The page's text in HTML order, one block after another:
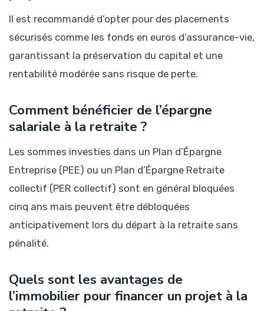
Il est recommandé d’opter pour des placements
sécurisés comme les fonds en euros d’assurance-vie,
garantissant la préservation du capital et une
rentabilité modérée sans risque de perte.
Comment bénéficier de l’épargne
salariale à la retraite ?
Les sommes investies dans un Plan d’Épargne
Entreprise (PEE) ou un Plan d’Épargne Retraite
collectif (PER collectif) sont en général bloquées
cinq ans mais peuvent être débloquées
anticipativement lors du départ à la retraite sans
pénalité.
Quels sont les avantages de
l’immobilier pour financer un projet à la